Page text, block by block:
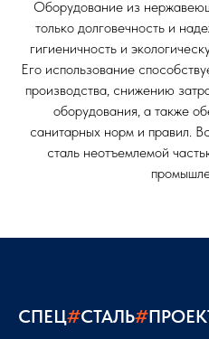
Оборудование из
только долговечность и
гигиеничность и
Его использование
производства, снижению
оборудования, а также
санитарных норм и правил.
сталь неотъемлемой
СПЕЦ#СТАЛЬ#